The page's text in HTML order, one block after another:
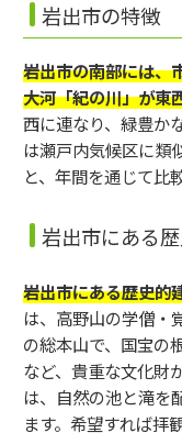
岩出市の特徴
岩出市の南部には、
大河「紀の川」が東
西に連なり、緑豊か
は瀬戸内気候区に
と、年間を通じて比
岩出市にある
岩出市にある歴史的
は、高野山の学僧・
の総本山で、国宝の
など、貴重な文化財
は、自然の池と滝を
ます。希望すれば拝